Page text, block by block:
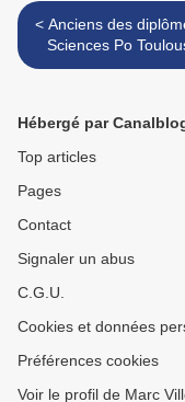
< Anciens des diplômés de
Sciences Po
Portrait / Floriane-
Hébergé par
Top articles
Pages
Contact
Signaler un abus
C.G.U.
Cookies et données
Préférences cookies
Voir le profil de Marc